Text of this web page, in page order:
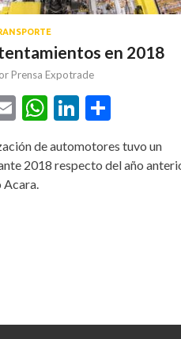
en 2018
Prensa Expotrade
EmailWhatsApp
LinkedIn
de automotores tuvo un
2018 respecto del año